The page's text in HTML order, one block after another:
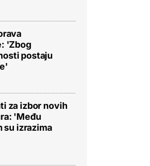
'Zbog
postaju
za izbor novih
'Među
su izrazima